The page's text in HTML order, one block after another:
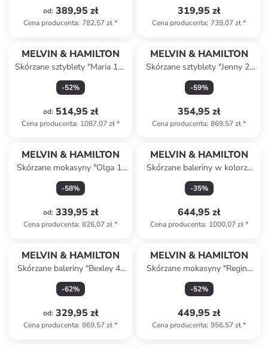
od: 389,95 zł
Cena producenta: 782,57 zł*
319,95 zł
Cena producenta: 739,07 zł*
MELVIN & HAMILTON
Skórzane sztyblety "Maria 15"
w kolorze czarnym
-52%
od: 514,95 zł
Cena producenta: 1087,07 zł*
MELVIN & HAMILTON
Skórzane sztyblety "Jenny 2"
w kolorze czarnym
-59%
354,95 zł
Cena producenta: 869,57 zł*
MELVIN & HAMILTON
Skórzane mokasyny "Olga 1"
w kolorze szarobrązowym
-58%
od: 339,95 zł
Cena producenta: 826,07 zł*
MELVIN & HAMILTON
Skórzane baleriny w kolorze
brązowym
-35%
644,95 zł
Cena producenta: 1000,07 zł*
MELVIN & HAMILTON
Skórzane baleriny "Bexley 4"
w kolorze czarnym z paskiem
-62%
od: 329,95 zł
Cena producenta: 869,57 zł*
MELVIN & HAMILTON
Skórzane mokasyny "Regine
29" w kolorze czarnym
-52%
449,95 zł
Cena producenta: 956,57 zł*